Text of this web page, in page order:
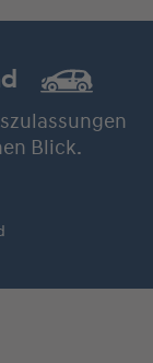
Blick.